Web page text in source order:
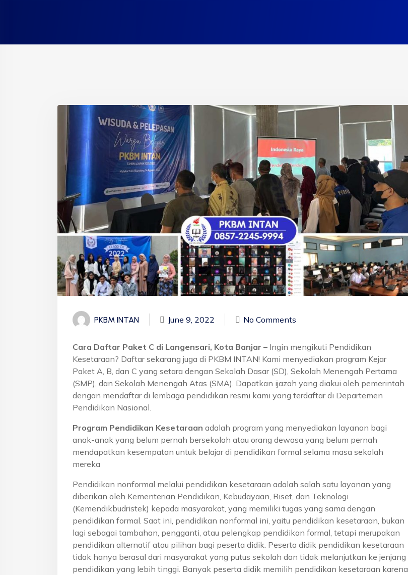
PKBM INTAN June 9, 2022 No Comments
Cara Daftar Paket C di Langensari, Kota Banjar – Ingin mengikuti Pendidikan
Kesetaraan? Daftar sekarang juga di PKBM INTAN! Kami menyediakan program Kejar
Paket A, B, dan C yang setara dengan Sekolah Dasar (SD), Sekolah Menengah Pertama
(SMP), dan Sekolah Menengah Atas (SMA). Dapatkan ijazah yang diakui oleh pemerintah
dengan mendaftar di lembaga pendidikan resmi kami yang terdaftar di Departemen
Pendidikan Nasional.
Program Pendidikan Kesetaraan adalah program yang menyediakan layanan bagi
anak-anak yang belum pernah bersekolah atau orang dewasa yang belum pernah
mendapatkan kesempatan untuk belajar di pendidikan formal selama masa sekolah
mereka
Pendidikan nonformal melalui pendidikan kesetaraan adalah salah satu layanan yang
diberikan oleh Kementerian Pendidikan, Kebudayaan, Riset, dan Teknologi
(Kemendikbudristek) kepada masyarakat, yang memiliki tugas yang sama dengan
pendidikan formal. Saat ini, pendidikan nonformal ini, yaitu pendidikan kesetaraan, bukan
lagi sebagai tambahan, pengganti, atau pelengkap pendidikan formal, tetapi merupakan
pendidikan alternatif atau pilihan bagi peserta didik. Peserta didik pendidikan kesetaraan
tidak hanya berasal dari masyarakat yang putus sekolah dan tidak melanjutkan ke jenjang
pendidikan yang lebih tinggi. Banyak peserta didik memilih pendidikan kesetaraan karena